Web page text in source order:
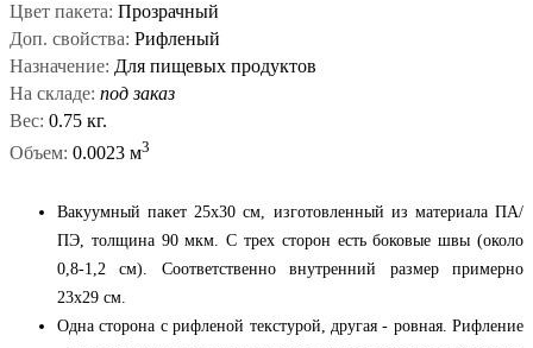
Цвет пакета: Прозрачный
Доп. свойства: Рифленый
Назначение: Для пищевых продуктов
На складе: под заказ
Вес: 0.75 кг.
Объем: 0.0023 м3
Вакуумный пакет 25x30 см, изготовленный из материала ПА/
ПЭ, толщина 90 мкм. С трех сторон есть боковые швы (около
0,8-1,2 см). Соответственно внутренний размер примерно
23x29 см.
Одна сторона с рифленой текстурой, другая - ровная. Рифление